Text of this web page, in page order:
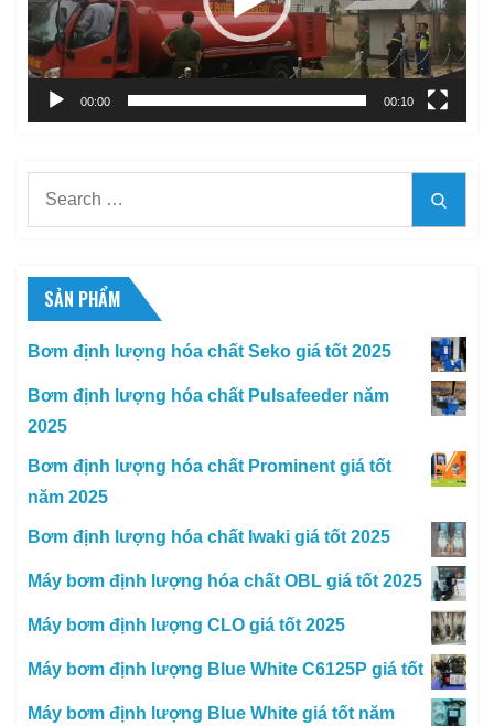
00:00 00:10
SẢN PHẨM
Bơm định lượng hóa chất Seko giá tốt 2025
Bơm định lượng hóa chất Pulsafeeder năm
2025
Bơm định lượng hóa chất Prominent giá tốt
năm 2025
Bơm định lượng hóa chất Iwaki giá tốt 2025
Máy bơm định lượng hóa chất OBL giá tốt 2025
Máy bơm định lượng CLO giá tốt 2025
Máy bơm định lượng Blue White C6125P giá tốt
Máy bơm định lượng Blue White giá tốt năm